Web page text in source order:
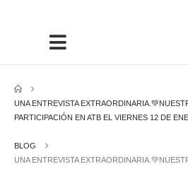
UNA ENTREVISTA
PARTICIPACIÓN EN ATB EL VIERNES 12 DE
BLOG
UNA ENTREVISTA